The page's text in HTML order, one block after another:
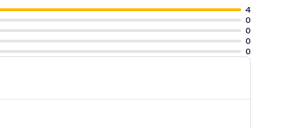
4
0
0
0
0